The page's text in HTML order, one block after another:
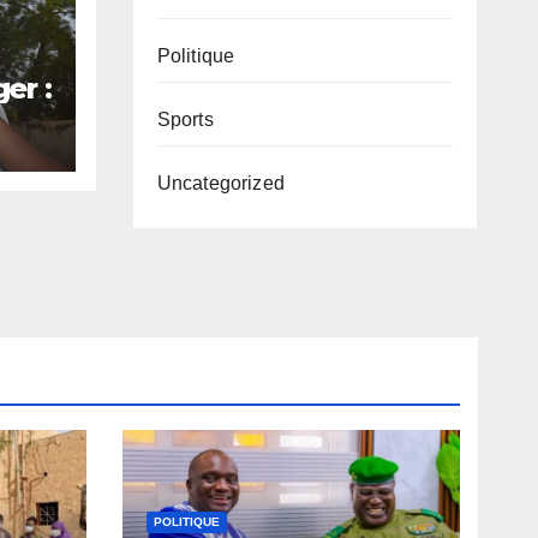
:
Politique
Sports
Uncategorized
POLITIQUE